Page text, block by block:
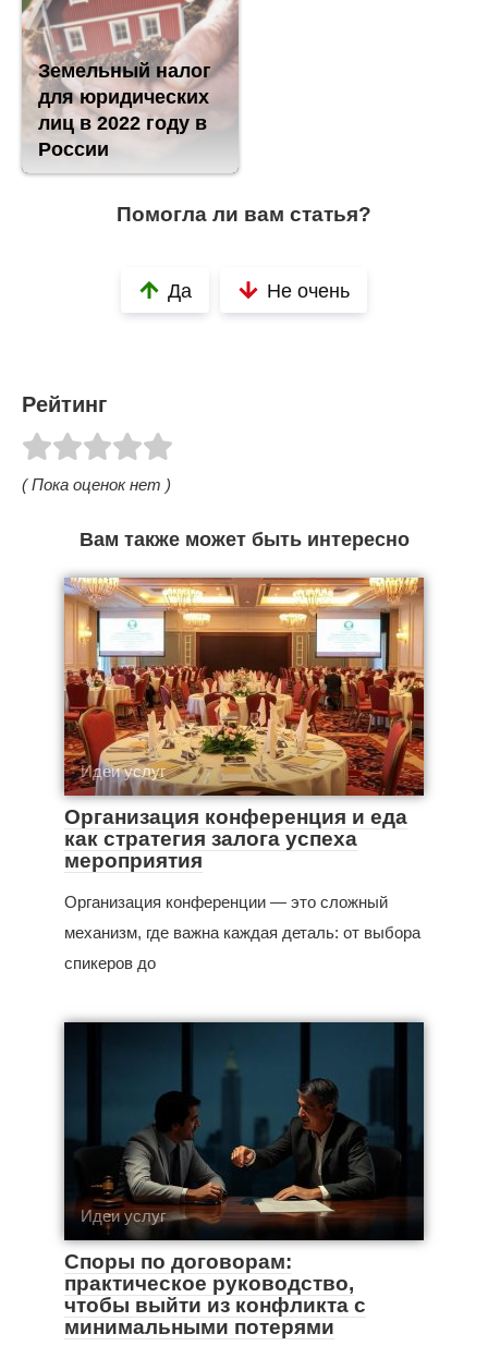
Земельный налог
для юридических
лиц в 2022 году в
России
Помогла ли вам статья?
Да Не очень
Рейтинг
( Пока оценок нет )
Вам также может быть интересно
Идеи услуг
Организация конференция и еда
как стратегия залога успеха
мероприятия
Организация конференции — это сложный
механизм, где важна каждая деталь: от выбора
спикеров до
Идеи услуг
Споры по договорам:
практическое руководство,
чтобы выйти из конфликта с
минимальными потерями